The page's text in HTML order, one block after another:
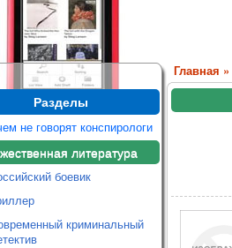
Разделы
литература
боевик
криминальный
Главная »